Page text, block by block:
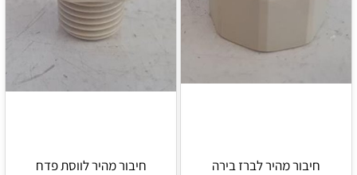
חיבור מהיר לברז בירה חיבור מהיר לווסת פדח